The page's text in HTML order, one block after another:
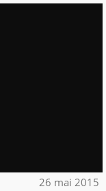
26 mai 2015